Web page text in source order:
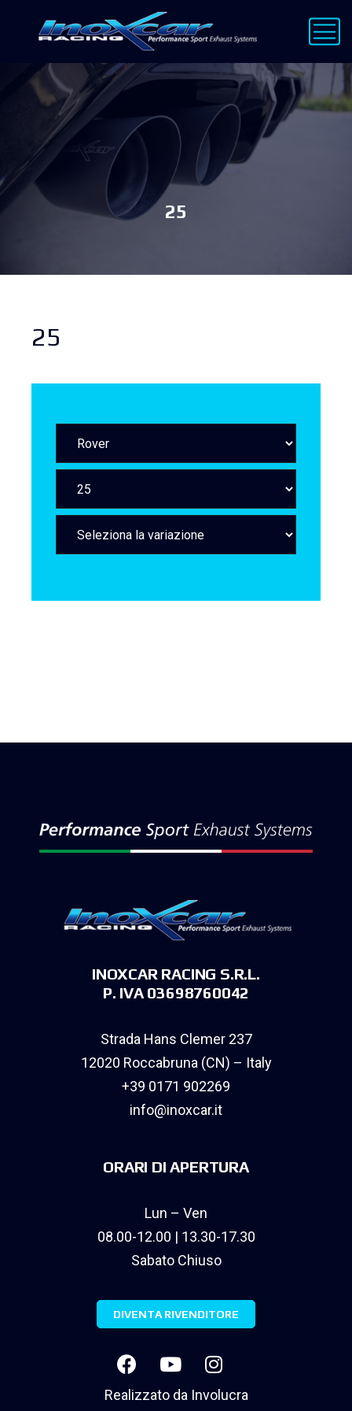
25
25
INOXCAR RACING S.R.L.
P. IVA 03698760042
Strada Hans Clemer 237
12020 Roccabruna (CN) – Italy
+39 0171 902269
info@inoxcar.it
ORARI DI APERTURA
Lun – Ven
08.00-12.00 | 13.30-17.30
Sabato Chiuso
DIVENTA RIVENDITORE
Realizzato da Involucra